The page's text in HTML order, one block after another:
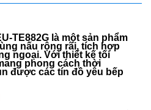
TE882G là một sản phẩm
nấu rộng rãi, tích hợp
ngoại. Với thiết kế tối
phong cách thời
được các tín đồ yêu bếp